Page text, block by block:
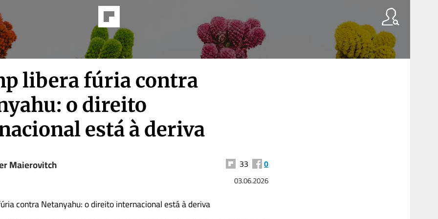
libera fúria contra
o direito
está à deriva
Maierovitch 33 0
03.06.2026
contra Netanyahu: o direito internacional está à deriva